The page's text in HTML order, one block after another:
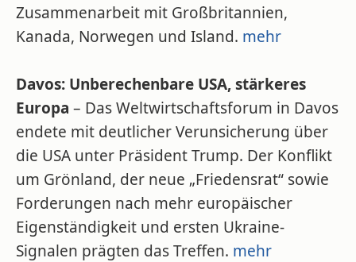
Zusammenarbeit mit Großbritannien,
Kanada, Norwegen und Island. mehr
Davos: Unberechenbare USA, stärkeres
Europa – Das Weltwirtschaftsforum in Davos
endete mit deutlicher Verunsicherung über
die USA unter Präsident Trump. Der Konflikt
um Grönland, der neue „Friedensrat“ sowie
Forderungen nach mehr europäischer
Eigenständigkeit und ersten Ukraine-
Signalen prägten das Treffen. mehr